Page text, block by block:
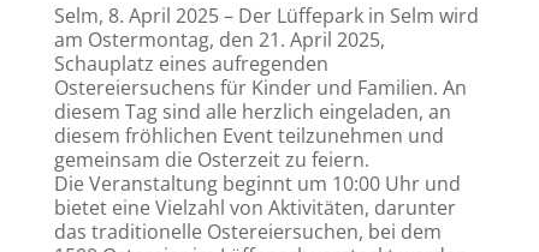
Selm, 8. April 2025 – Der Lüffepark in Selm wird
am Ostermontag, den 21. April 2025,
Schauplatz eines aufregenden
Ostereiersuchens für Kinder und Familien. An
diesem Tag sind alle herzlich eingeladen, an
diesem fröhlichen Event teilzunehmen und
gemeinsam die Osterzeit zu feiern.
Die Veranstaltung beginnt um 10:00 Uhr und
bietet eine Vielzahl von Aktivitäten, darunter
das traditionelle Ostereiersuchen, bei dem